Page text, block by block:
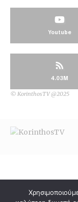
Youtube
4.03M
© KorinthosTV @2025